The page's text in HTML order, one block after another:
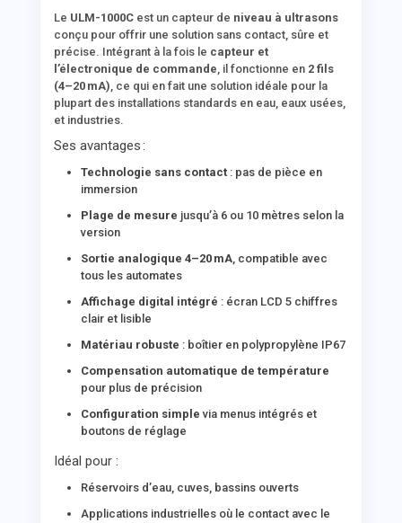
Le ULM-1000C est un capteur de niveau à ultrasons
conçu pour offrir une solution sans contact, sûre et
précise. Intégrant à la fois le capteur et
l’électronique de commande, il fonctionne en 2 fils
(4–20 mA), ce qui en fait une solution idéale pour la
plupart des installations standards en eau, eaux usées,
et industries.
Ses avantages :
Technologie sans contact : pas de pièce en
immersion
Plage de mesure jusqu’à 6 ou 10 mètres selon la
version
Sortie analogique 4–20 mA, compatible avec
tous les automates
Affichage digital intégré : écran LCD 5 chiffres
clair et lisible
Matériau robuste : boîtier en polypropylène IP67
Compensation automatique de température
pour plus de précision
Configuration simple via menus intégrés et
boutons de réglage
Idéal pour :
Réservoirs d’eau, cuves, bassins ouverts
Applications industrielles où le contact avec le